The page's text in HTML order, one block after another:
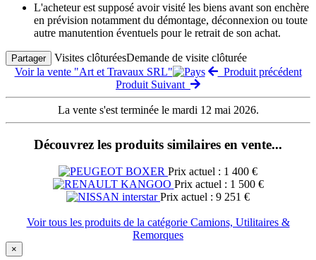
L'acheteur est supposé avoir visité les biens avant son enchère
en prévision notamment du démontage, déconnexion ou toute
autre manutention éventuels pour le retrait de son achat.
Partager Visites clôturéesDemande de visite clôturée
Voir la vente "Art et Travaux SRL"
Produit précédent
Produit Suivant
La vente s'est terminée le mardi 12 mai 2026.
Découvrez les produits similaires en vente...
Prix actuel : 1 400 €
Prix actuel : 1 500 €
Prix actuel : 9 251 €
Voir tous les produits de la catégorie Camions, Utilitaires &
Remorques
×